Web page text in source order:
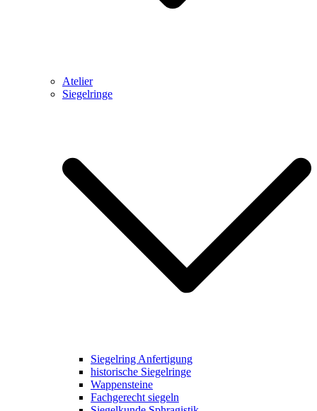
Atelier
Siegelringe
Siegelring Anfertigung
historische Siegelringe
Wappensteine
Fachgerecht siegeln